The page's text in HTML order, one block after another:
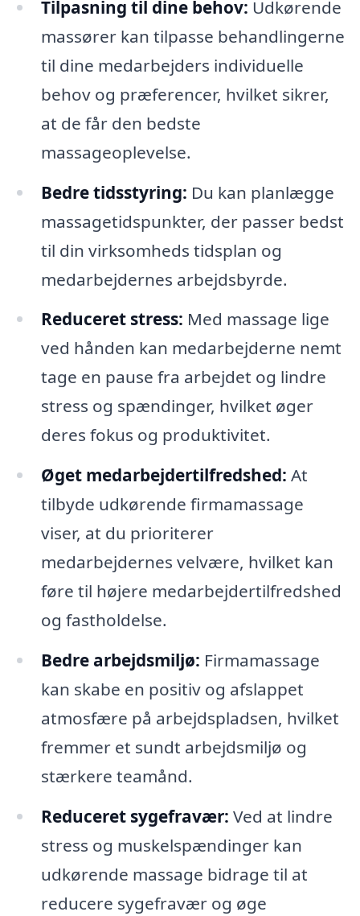
Tilpasning til dine behov: Udkørende
massører kan tilpasse behandlingerne
til dine medarbejders individuelle
behov og præferencer, hvilket sikrer,
at de får den bedste
massageoplevelse.
Bedre tidsstyring: Du kan planlægge
massagetidspunkter, der passer bedst
til din virksomheds tidsplan og
medarbejdernes arbejdsbyrde.
Reduceret stress: Med massage lige
ved hånden kan medarbejderne nemt
tage en pause fra arbejdet og lindre
stress og spændinger, hvilket øger
deres fokus og produktivitet.
Øget medarbejdertilfredshed: At
tilbyde udkørende firmamassage
viser, at du prioriterer
medarbejdernes velvære, hvilket kan
føre til højere medarbejdertilfredshed
og fastholdelse.
Bedre arbejdsmiljø: Firmamassage
kan skabe en positiv og afslappet
atmosfære på arbejdspladsen, hvilket
fremmer et sundt arbejdsmiljø og
stærkere teamånd.
Reduceret sygefravær: Ved at lindre
stress og muskelspændinger kan
udkørende massage bidrage til at
reducere sygefravær og øge